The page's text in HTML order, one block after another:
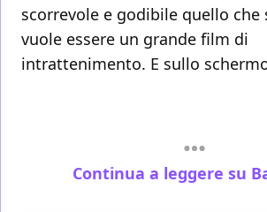
scorrevole e godibile quello che
vuole essere un grande film di
intrattenimento. E sullo
Continua a leggere su